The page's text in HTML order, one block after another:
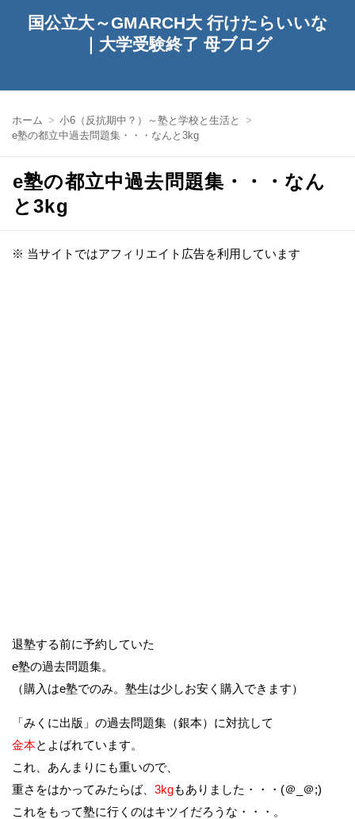
国公立大～GMARCH大 行けたらいいな
｜大学受験終了 母ブログ
ホーム
小6（反抗期中？）～塾と学校と生活と
e塾の都立中過去問題集・・・なんと3kg
e塾の都立中過去問題集・・・なん
と3kg
※ 当サイトではアフィリエイト広告を利用しています
退塾する前に予約していた
e塾の過去問題集。
（購入はe塾でのみ。塾生は少しお安く購入できます）
「みくに出版」の過去問題集（銀本）に対抗して
金本とよばれています。
これ、あんまりにも重いので、
重さをはかってみたらば、 3kgもありました・・・(＠_＠;)
これをもって塾に行くのはキツイだろうな・・・。